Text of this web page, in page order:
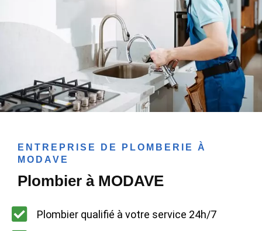
ENTREPRISE DE PLOMBERIE À
MODAVE
Plombier à MODAVE
Plombier qualifié à votre service 24h/7